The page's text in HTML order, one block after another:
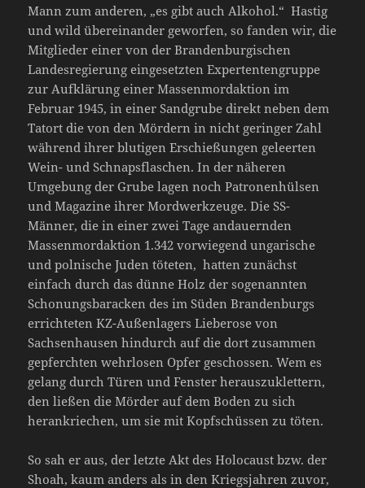
Mann zum anderen, „es gibt auch Alkohol.“ Hastig
und wild übereinander geworfen, so fanden wir, die
Mitglieder einer von der Brandenburgischen
Landesregierung eingesetzten Expertentengruppe
zur Aufklärung einer Massenmordaktion im
Februar 1945, in einer Sandgrube direkt neben dem
Tatort die von den Mördern in nicht geringer Zahl
während ihrer blutigen Erschießungen geleerten
Wein- und Schnapsflaschen. In der näheren
Umgebung der Grube lagen noch Patronenhülsen
und Magazine ihrer Mordwerkzeuge. Die SS-
Männer, die in einer zwei Tage andauernden
Massenmordaktion 1.342 vorwiegend ungarische
und polnische Juden töteten, hatten zunächst
einfach durch das dünne Holz der sogenannten
Schonungsbaracken des im Süden Brandenburgs
errichteten KZ-Außenlagers Lieberose von
Sachsenhausen hindurch auf die dort zusammen
gepferchten wehrlosen Opfer geschossen. Wem es
gelang durch Türen und Fenster herauszuklettern,
den ließen die Mörder auf dem Boden zu sich
herankriechen, um sie mit Kopfschüssen zu töten.
So sah er aus, der letzte Akt des Holocaust bzw. der
Shoah, kaum anders als in den Kriegsjahren zuvor,